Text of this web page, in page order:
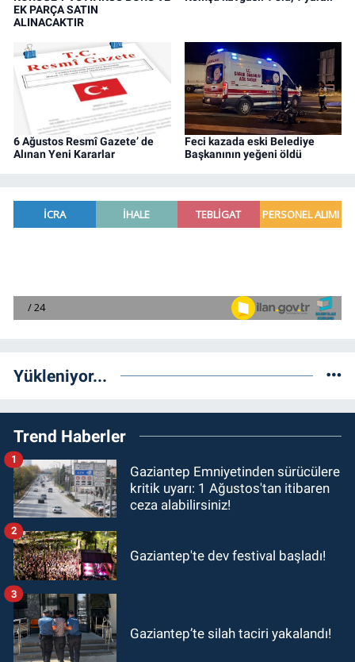
EK PARÇA SATIN
ALINACAKTIR
6 Ağustos Resmî Gazete’ de
Alınan Yeni Kararlar
Feci kazada eski Belediye
Başkanının yeğeni öldü
Yükleniyor...
Trend Haberler
Gaziantep Emniyetinden sürücülere
kritik uyarı: 1 Ağustos'tan itibaren
ceza alabilirsiniz!
1
Gaziantep'te dev festival başladı!
2
Gaziantep’te silah taciri yakalandı!
3